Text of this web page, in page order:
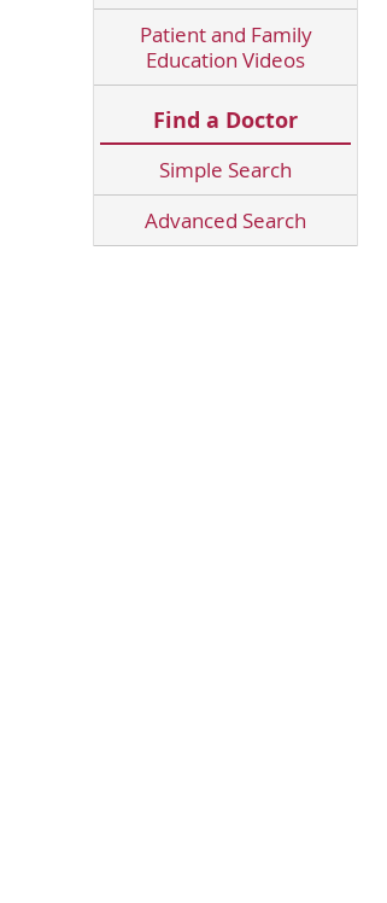
Patient and Family
Education Videos
Find a Doctor
Simple Search
Advanced Search